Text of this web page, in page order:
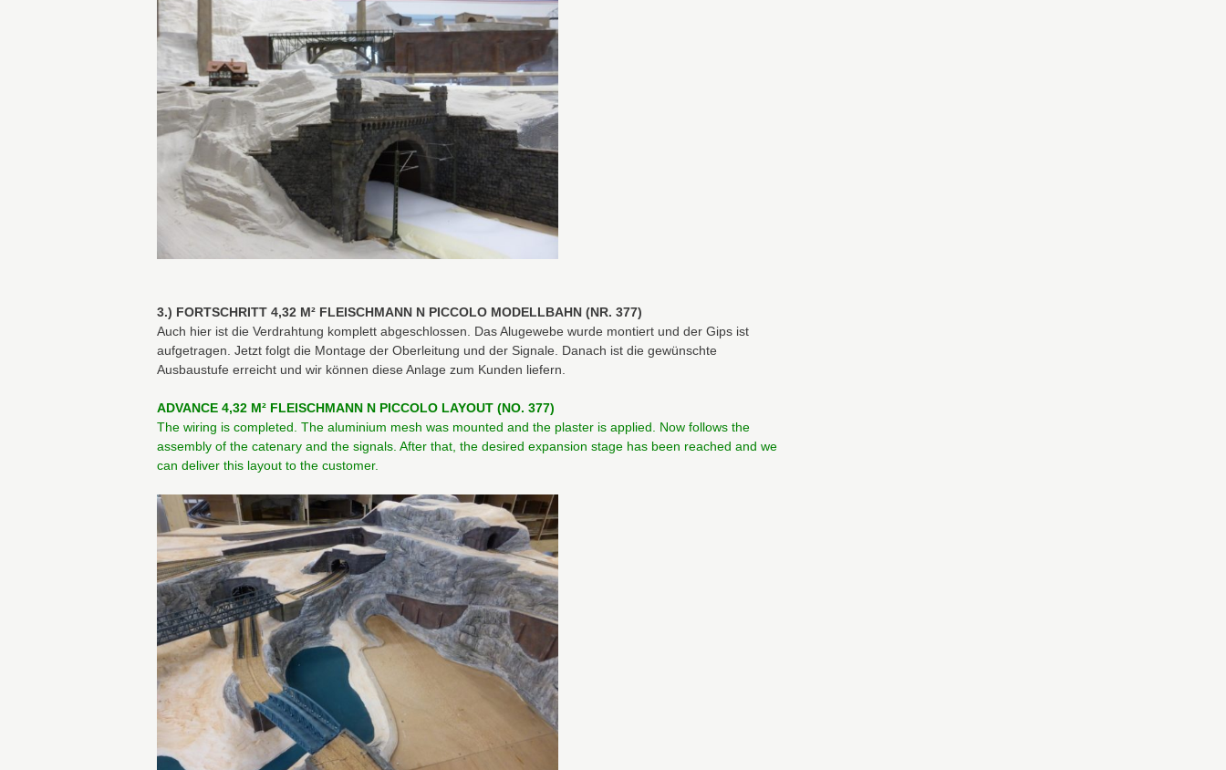
3.) FORTSCHRITT 4,32 M² FLEISCHMANN N PICCOLO MODELLBAHN (NR. 377)
Auch hier ist die Verdrahtung komplett abgeschlossen. Das Alugewebe wurde montiert und der Gips ist
aufgetragen. Jetzt folgt die Montage der Oberleitung und der Signale. Danach ist die gewünschte
Ausbaustufe erreicht und wir können diese Anlage zum Kunden liefern.
ADVANCE 4,32 M² FLEISCHMANN N PICCOLO LAYOUT (NO. 377)
The wiring is completed. The aluminium mesh was mounted and the plaster is applied. Now follows the
assembly of the catenary and the signals. After that, the desired expansion stage has been reached and we
can deliver this layout to the customer.